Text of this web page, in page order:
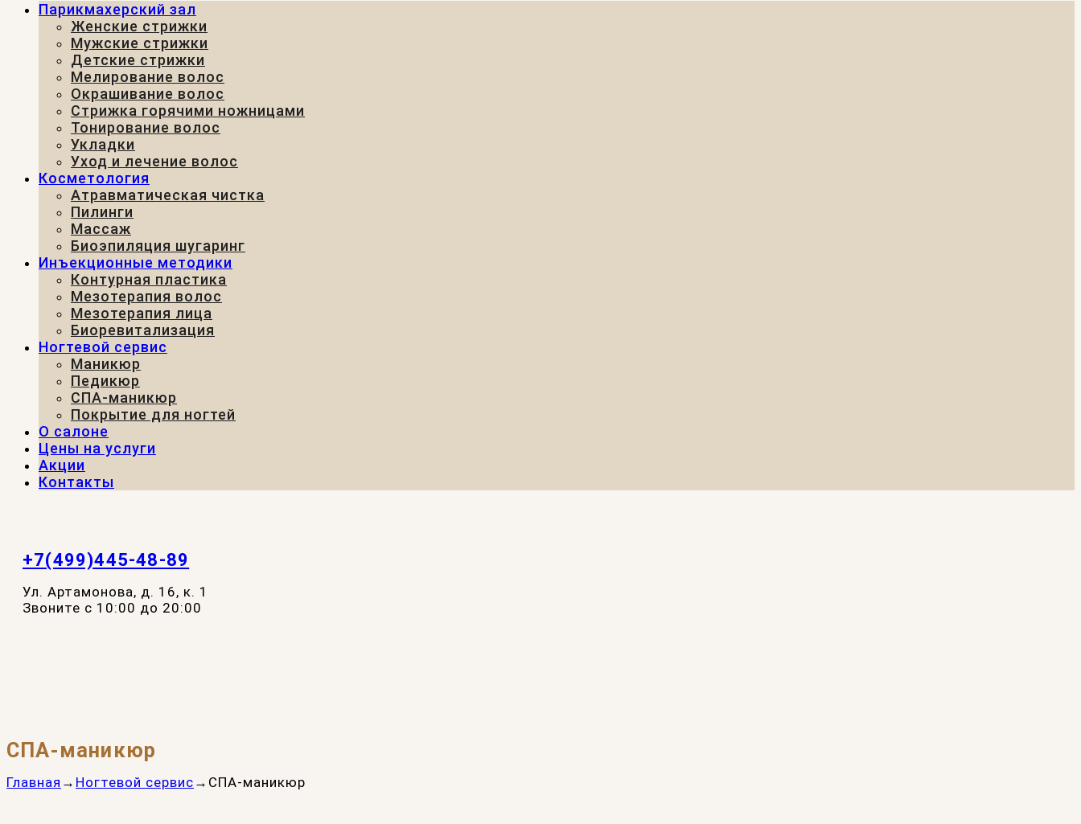
Парикмахерский зал
Женские стрижки
Мужские стрижки
Детские стрижки
Мелирование волос
Окрашивание волос
Стрижка горячими ножницами
Тонирование волос
Укладки
Уход и лечение волос
Косметология
Атравматическая чистка
Пилинги
Массаж
Биоэпиляция шугаринг
Инъекционные методики
Контурная пластика
Мезотерапия волос
Мезотерапия лица
Биоревитализация
Ногтевой сервис
Маникюр
Педикюр
СПА-маникюр
Покрытие для ногтей
О салоне
Цены на услуги
Акции
Контакты
+7(499)445-48-89
Ул. Артамонова, д. 16, к. 1
Звоните с 10:00 до 20:00
СПА-маникюр
Главная → Ногтевой сервис → СПА-маникюр